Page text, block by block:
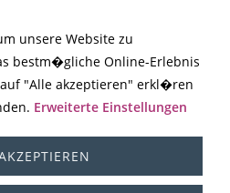
unsere Website zu
bestm�gliche Online-Erlebnis
"Alle akzeptieren" erkl�ren
Erweiterte Einstellungen